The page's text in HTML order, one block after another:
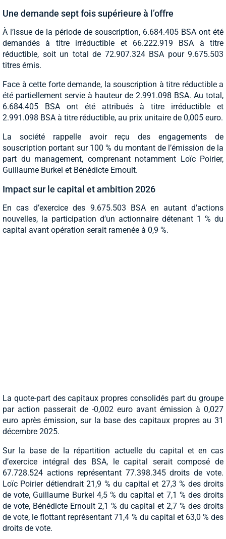
Une demande sept fois supérieure à l’offre
À l’issue de la période de souscription, 6.684.405 BSA ont été
demandés à titre irréductible et 66.222.919 BSA à titre
réductible, soit un total de 72.907.324 BSA pour 9.675.503
titres émis.
Face à cette forte demande, la souscription à titre réductible a
été partiellement servie à hauteur de 2.991.098 BSA. Au total,
6.684.405 BSA ont été attribués à titre irréductible et
2.991.098 BSA à titre réductible, au prix unitaire de 0,005 euro.
La société rappelle avoir reçu des engagements de
souscription portant sur 100 % du montant de l’émission de la
part du management, comprenant notamment Loïc Poirier,
Guillaume Burkel et Bénédicte Ernoult.
Impact sur le capital et ambition 2026
En cas d’exercice des 9.675.503 BSA en autant d’actions
nouvelles, la participation d’un actionnaire détenant 1 % du
capital avant opération serait ramenée à 0,9 %.
La quote-part des capitaux propres consolidés part du groupe
par action passerait de -0,002 euro avant émission à 0,027
euro après émission, sur la base des capitaux propres au 31
décembre 2025.
Sur la base de la répartition actuelle du capital et en cas
d’exercice intégral des BSA, le capital serait composé de
67.728.524 actions représentant 77.398.345 droits de vote.
Loïc Poirier détiendrait 21,9 % du capital et 27,3 % des droits
de vote, Guillaume Burkel 4,5 % du capital et 7,1 % des droits
de vote, Bénédicte Ernoult 2,1 % du capital et 2,7 % des droits
de vote, le flottant représentant 71,4 % du capital et 63,0 % des
droits de vote.